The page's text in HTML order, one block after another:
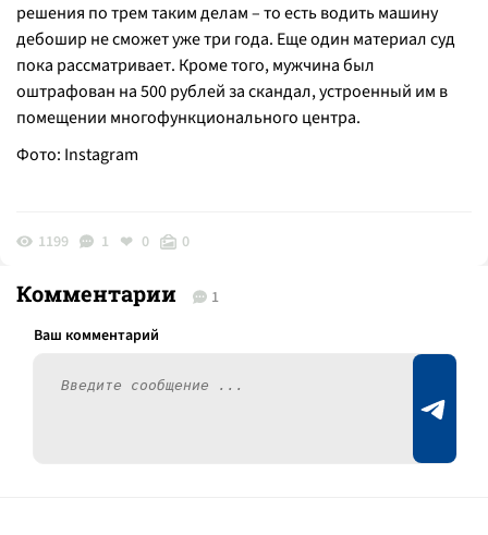
решения по трем таким делам – то есть водить машину
дебошир не сможет уже три года. Еще один материал суд
пока рассматривает. Кроме того, мужчина был
оштрафован на 500 рублей за скандал, устроенный им в
помещении многофункционального центра.
Фото: Instagram
1199 1 0 0
Комментарии 1